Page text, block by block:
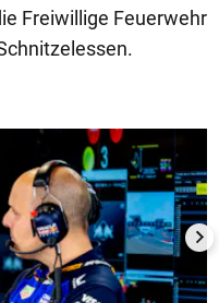
Freiwillige Feuerwehr